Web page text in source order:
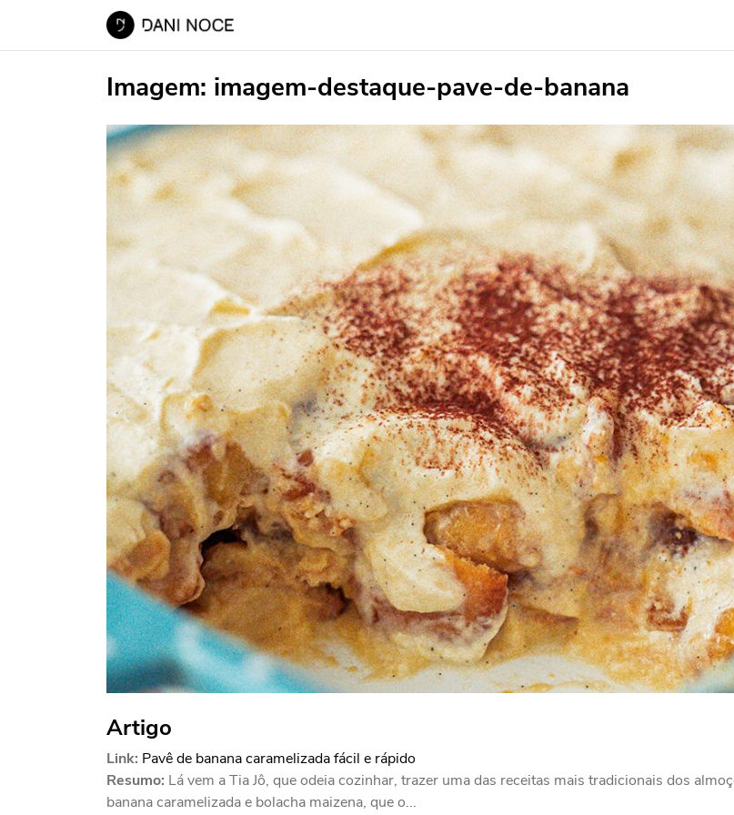
Imagem: imagem-destaque-pave-de-banana
Artigo
Link: Pavê de banana caramelizada fácil e rápido
Resumo: Lá vem a Tia Jô, que odeia cozinhar, trazer uma das receitas mais tradicionais dos
banana caramelizada e bolacha maizena, que o...